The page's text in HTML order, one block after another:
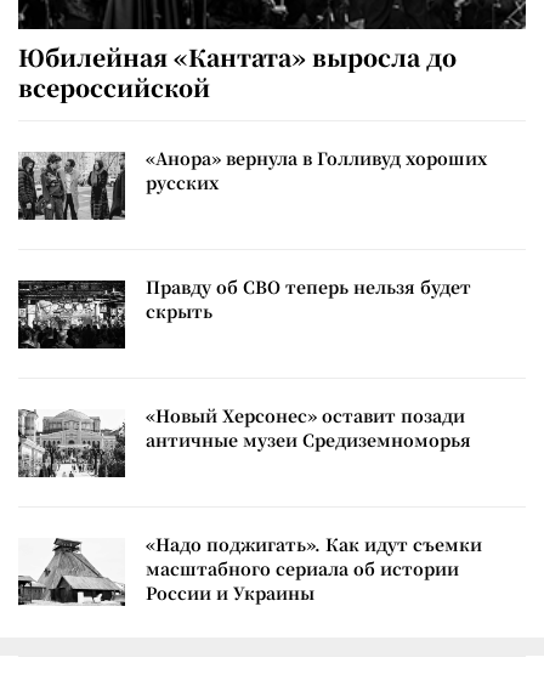
Юбилейная «Кантата» выросла до
всероссийской
«Анора» вернула в Голливуд хороших
русских
Правду об СВО теперь нельзя будет
скрыть
«Новый Херсонес» оставит позади
античные музеи Средиземноморья
«Надо поджигать». Как идут съемки
масштабного сериала об истории
России и Украины